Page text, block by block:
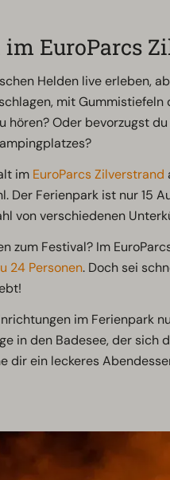
EuroParcs
Helden live erleben,
mit
hören? Oder bevorzugst
im EuroParcs Zilverstrand
Der Ferienpark ist nur 15
von verschiedenen
zum Festival? Im
24 Personen. Doch sei
im Ferienpark
in den Badesee, der sich
dir ein leckeres